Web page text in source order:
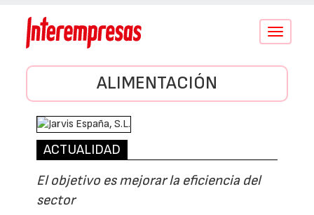
Conmutar
ALIMENTACIÓN
ACTUALIDAD
El objetivo es mejorar la eficiencia del
sector